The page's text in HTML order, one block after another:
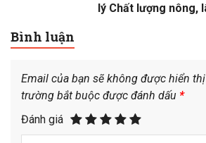
lý Chất lượng nông,
Bình luận
Email của bạn sẽ không được hiển
trường bắt buộc được đánh dấu *
Đánh giá